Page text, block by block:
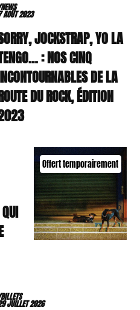
AOÛT 2023
JOCKSTRAP, YO LA
: NOS CINQ
DE LA
DU ROCK, ÉDITION
Offert temporairement
JUILLET 2026